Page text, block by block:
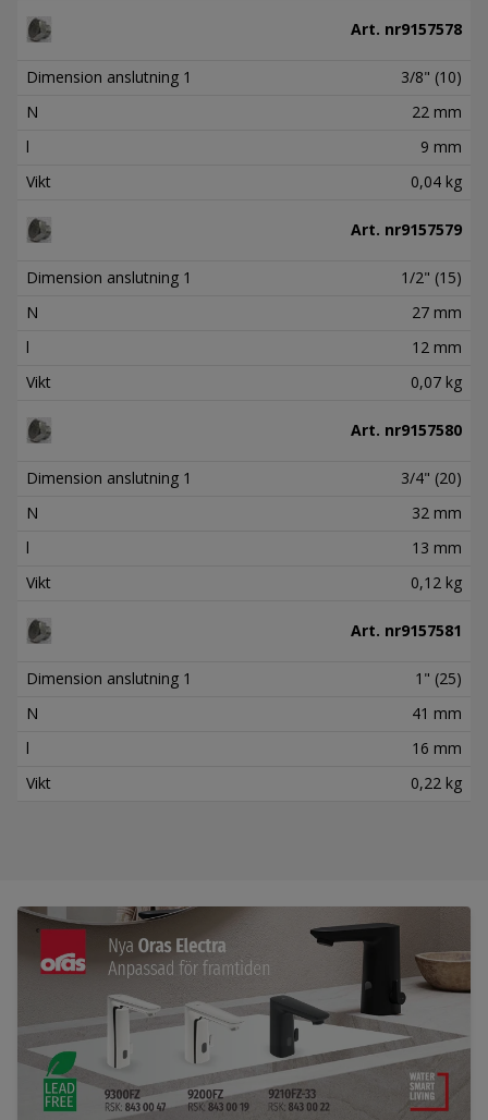
Art. nr9157578
Dimension anslutning 1
3/8" (10)
N
22 mm
l
9 mm
Vikt
0,04 kg
Art. nr9157579
Dimension anslutning 1
1/2" (15)
N
27 mm
l
12 mm
Vikt
0,07 kg
Art. nr9157580
Dimension anslutning 1
3/4" (20)
N
32 mm
l
13 mm
Vikt
0,12 kg
Art. nr9157581
Dimension anslutning 1
1" (25)
N
41 mm
l
16 mm
Vikt
0,22 kg